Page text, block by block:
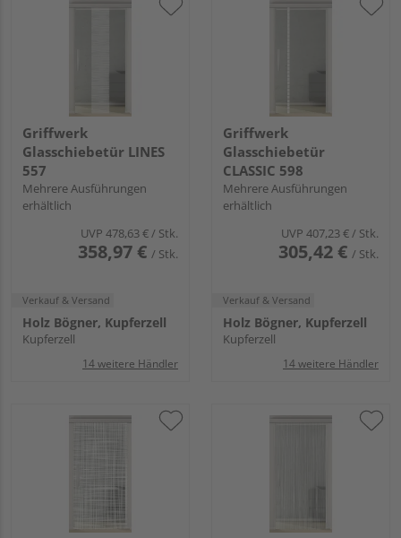
Griffwerk
Glasschiebetür LINES
557
Mehrere Ausführungen
erhältlich
UVP 478,63 €/ Stk.
358,97 € / Stk.
Verkauf & Versand
Holz Bögner, Kupferzell
Kupferzell
14 weitere Händler
Griffwerk
Glasschiebetür
CLASSIC 598
Mehrere Ausführungen
erhältlich
UVP 407,23 €/ Stk.
305,42 € / Stk.
Verkauf & Versand
Holz Bögner, Kupferzell
Kupferzell
14 weitere Händler